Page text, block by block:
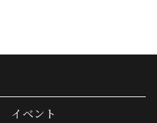
イベント